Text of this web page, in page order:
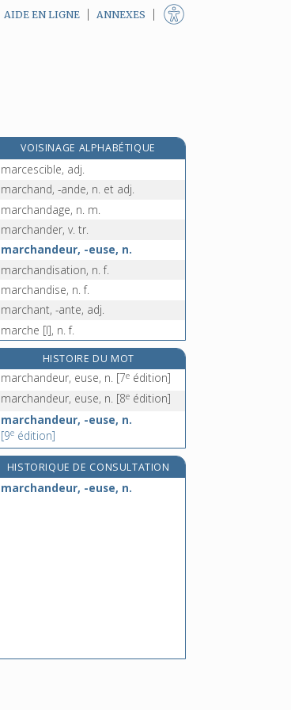
AIDE EN LIGNE ANNEXES
VOISINAGE ALPHABÉTIQUE
marcescent, -ente, adj.
marcescible, adj.
marchand, -ande, n. et adj.
marchandage, n. m.
marchander, v. tr.
marchandeur, -euse, n.
marchandisation, n. f.
marchandise, n. f.
marchant, -ante, adj.
marche [I], n. f.
marche [II], n. f.
marché, n. m.
marcher [I], v. intr.
HISTOIRE DU MOT
marchandeur, euse, n. [7e édition]
marchandeur, euse, n. [8e édition]
marchandeur, -euse, n.
[9e édition]
HISTORIQUE DE CONSULTATION
marchandeur, -euse, n.